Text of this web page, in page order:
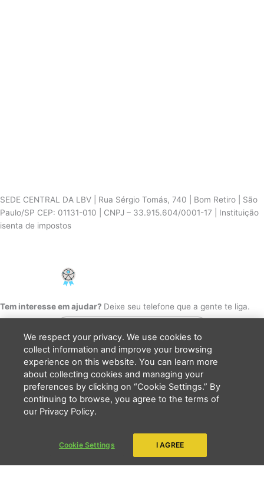
SEDE CENTRAL DA LBV | Rua Sérgio Tomás, 740 | Bom Retiro | São
Paulo/SP CEP: 01131-010 | CNPJ – 33.915.604/0001-17 | Instituição
isenta de impostos
o g b
Tem interesse em ajudar? Deixe seu telefone que a gente te liga.
Li e concordo que minhas informações serão tratadas de
Copyright 2026 - LBV - Legião da Boa Vontade. Todos os direitos
We respect your privacy. We use cookies to
collect information and improve your browsing
experience on this website. You can learn more
about collecting cookies and managing your
preferences by clicking on “Cookie Settings.” By
continuing to browse, you agree to the terms of
our Privacy Policy.
Cookie Settings I AGREE